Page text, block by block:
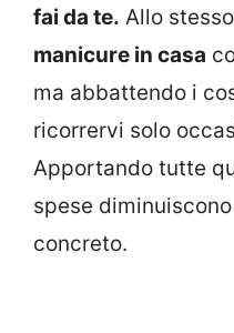
fai da te. Allo
manicure in casa
ma abbattendo i
ricorrervi solo
Apportando tutte
spese
concreto.